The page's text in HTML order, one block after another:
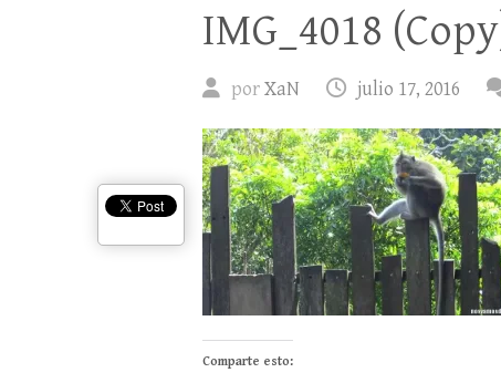
IMG_4018
porXaN julio 17, 2016
Comparte esto: